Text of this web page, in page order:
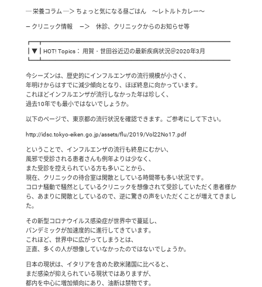
─ 栄養コラム ─＞ ちょっと気になる昼ごはん ～レトルトカレー～
— クリニック情報 —＞ 休診、クリニックからのお知らせ等
┏━┳━━━━━━━━━━━━━━━━━━━━━━━━━━━━━━━━
┃▼┃HOT! Topics： 用賀・世田谷近辺の最新疾病状況＠2020年3月
┗━┻━━━━━━━━━━━━━━━━━━━━━━━━━━━━━━━━
今シーズンは、歴史的にインフルエンザの流行規模が小さく、
年明けからはすでに減少傾向となり、ほぼ終息に向かっています。
これほどインフルエンザが流行しなかった年は珍しく、
過去10年でも最小ではないでしょうか。
以下のページで、東京都の流行状況を確認できます。ご参考にして下さい。
http://idsc.tokyo-eiken.go.jp/assets/flu/2019/Vol22No17.pdf
ということで、インフルエンザの流行も終息にむかい、
風邪で受診される患者さんも例年よりは少なく、
また受診を控えられている方も多いことから、
現在、クリニックの待合室は閑散としている時間帯も多い状況です。
コロナ騒動で騒然としているクリニックを想像されて受診していただく患者様か
ら、あまりに閑散としているので、逆に驚きの声をいただくことが増えてきまし
た。
その新型コロナウイルス感染症が世界中で蔓延し、
パンデミックが加速度的に進行してきています。
これほど、世界中に広がってしまうとは、
正直、多くの人が想像していなかったのではないでしょうか。
日本の現状は、イタリアを含めた欧米諸国に比べると、
まだ感染が抑えられている現状ではありますが、
都内を中心に増加傾向にあり、油断は禁物です。